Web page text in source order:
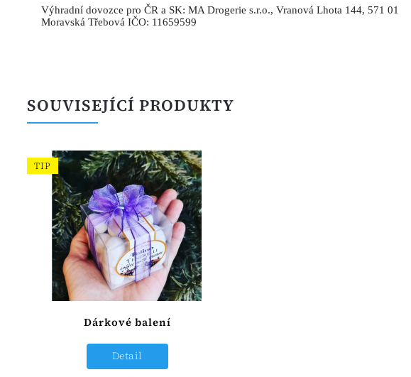
Výhradní dovozce pro ČR a SK: MA Drogerie s.r.o., Vranová Lhota 144, 571 01
Moravská Třebová IČO: 11659599
SOUVISEJÍCÍ PRODUKTY
TIP
Dárkové balení
Detail